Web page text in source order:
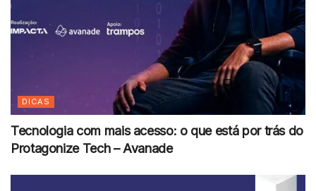
DICAS
Tecnologia com mais acesso: o que está por trás do
Protagonize Tech – Avanade